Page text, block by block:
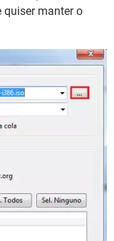
quiser manter o